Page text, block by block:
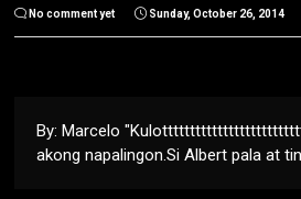
No comment yet Sunday, October 26, 2014
By: Marcelo
akong napalingon.Si Albert pala at